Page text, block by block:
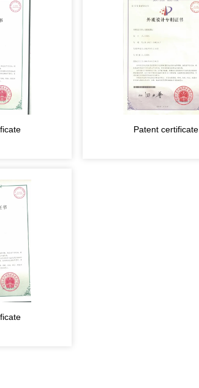
Patent certificate